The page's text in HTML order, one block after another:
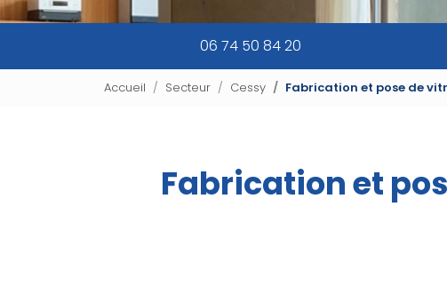
06 74 50 84 20
Accueil Secteur Cessy Fabrication et pose de
Fabrication et